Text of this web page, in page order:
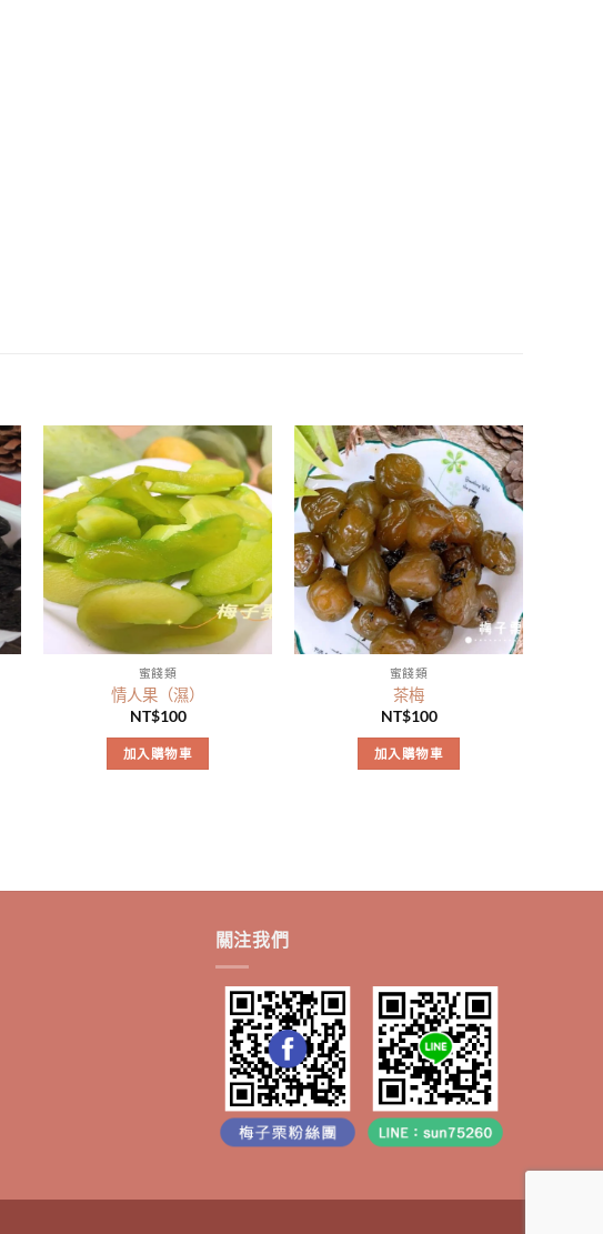
蜜餞類
情人果（濕）
NT$100
加入購物車
蜜餞類
茶梅
NT$100
加入購物車
關注我們